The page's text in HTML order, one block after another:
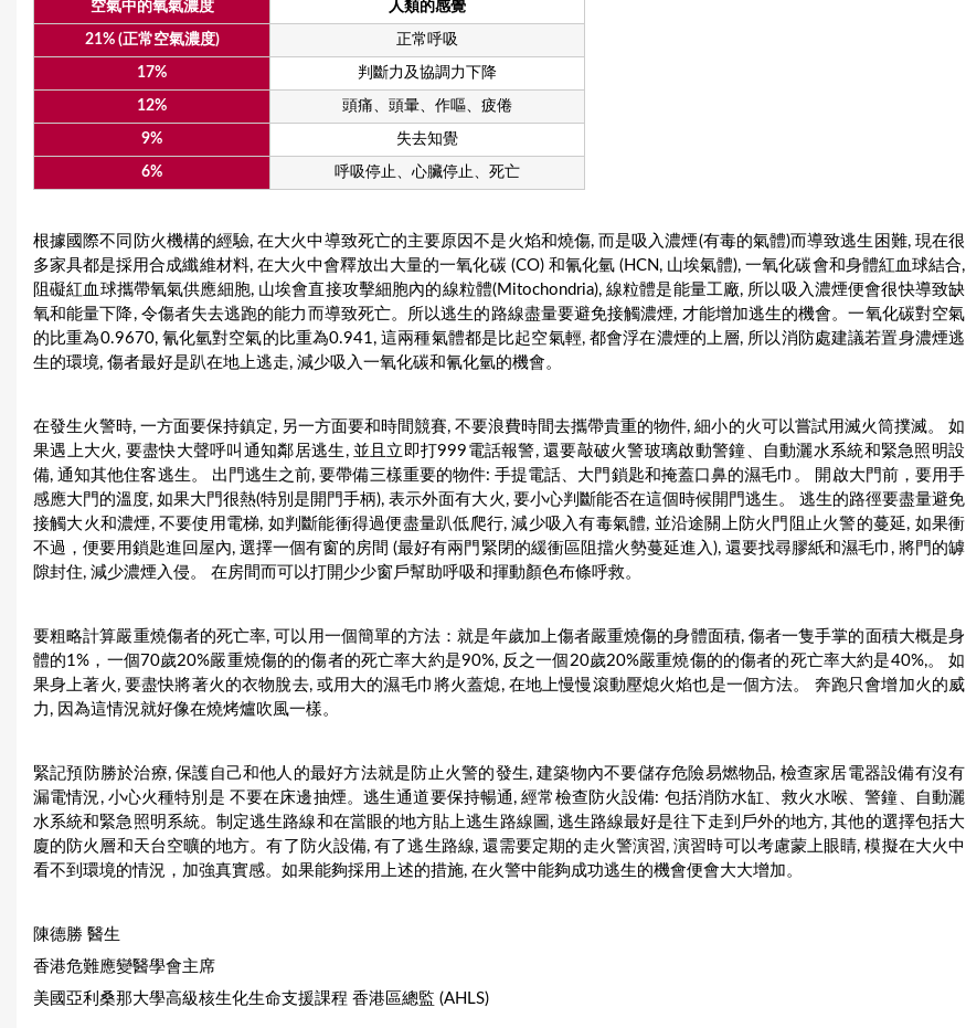
空氣中的氧氣濃度 人類的感覺
21% (正常空氣濃度) 正常呼吸
17% 判斷力及協調力下降
12% 頭痛、頭暈、作嘔、疲倦
9% 失去知覺
6% 呼吸停止、心臟停止、死亡
根據國際不同防火機構的經驗, 在大火中導致死亡的主要原因不是火焰和燒傷, 而是吸入濃煙(有毒的氣體)而導致逃生困難, 現在很
多家具都是採用合成纖維材料, 在大火中會釋放出大量的一氧化碳 (CO) 和氰化氫 (HCN, 山埃氣體), 一氧化碳會和身體紅血球結合,
阻礙紅血球攜帶氧氣供應細胞, 山埃會直接攻擊細胞內的線粒體(Mitochondria), 線粒體是能量工廠, 所以吸入濃煙便會很快導致缺
氧和能量下降, 令傷者失去逃跑的能力而導致死亡。所以逃生的路線盡量要避免接觸濃煙, 才能增加逃生的機會。一氧化碳對空氣
的比重為0.9670, 氰化氫對空氣的比重為0.941, 這兩種氣體都是比起空氣輕, 都會浮在濃煙的上層, 所以消防處建議若置身濃煙逃
生的環境, 傷者最好是趴在地上逃走, 減少吸入一氧化碳和氰化氫的機會。
在發生火警時, 一方面要保持鎮定, 另一方面要和時間競賽, 不要浪費時間去攜帶貴重的物件, 細小的火可以嘗試用滅火筒撲滅。 如
果遇上大火, 要盡快大聲呼叫通知鄰居逃生, 並且立即打999電話報警, 還要敲破火警玻璃啟動警鐘、自動灑水系統和緊急照明設
備, 通知其他住客逃生。 出門逃生之前, 要帶備三樣重要的物件: 手提電話、大門鎖匙和掩蓋口鼻的濕毛巾。 開啟大門前，要用手
感應大門的溫度, 如果大門很熱(特別是開門手柄), 表示外面有大火, 要小心判斷能否在這個時候開門逃生。 逃生的路徑要盡量避免
接觸大火和濃煙, 不要使用電梯, 如判斷能衝得過便盡量趴低爬行, 減少吸入有毒氣體, 並沿途關上防火門阻止火警的蔓延, 如果衝
不過，便要用鎖匙進回屋內, 選擇一個有窗的房間 (最好有兩門緊閉的緩衝區阻擋火勢蔓延進入), 還要找尋膠紙和濕毛巾, 將門的罅
隙封住, 減少濃煙入侵。 在房間而可以打開少少窗戶幫助呼吸和揮動顏色布條呼救。
要粗略計算嚴重燒傷者的死亡率, 可以用一個簡單的方法：就是年歲加上傷者嚴重燒傷的身體面積, 傷者一隻手掌的面積大概是身
體的1%，一個70歲20%嚴重燒傷的的傷者的死亡率大約是90%, 反之一個20歲20%嚴重燒傷的的傷者的死亡率大約是40%,。 如
果身上著火, 要盡快將著火的衣物脫去, 或用大的濕毛巾將火蓋熄, 在地上慢慢滾動壓熄火焰也是一個方法。 奔跑只會增加火的威
力, 因為這情況就好像在燒烤爐吹風一樣。
緊記預防勝於治療, 保護自己和他人的最好方法就是防止火警的發生, 建築物內不要儲存危險易燃物品, 檢查家居電器設備有沒有
漏電情況, 小心火種特別是 不要在床邊抽煙。逃生通道要保持暢通, 經常檢查防火設備: 包括消防水缸、救火水喉、警鐘、自動灑
水系統和緊急照明系統。制定逃生路線和在當眼的地方貼上逃生路線圖, 逃生路線最好是往下走到戶外的地方, 其他的選擇包括大
廈的防火層和天台空曠的地方。有了防火設備, 有了逃生路線, 還需要定期的走火警演習, 演習時可以考慮蒙上眼睛, 模擬在大火中
看不到環境的情況，加強真實感。如果能夠採用上述的措施, 在火警中能夠成功逃生的機會便會大大增加。
陳德勝 醫生
香港危難應變醫學會主席
美國亞利桑那大學高級核生化生命支援課程 香港區總監 (AHLS)